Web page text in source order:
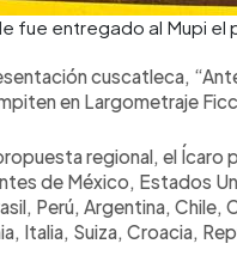
fue entregado al Mupi
cuscatleca,
en Largometraje
regional, el
de México, Estados
Perú, Argentina, Chile,
Italia, Suiza, Croacia,